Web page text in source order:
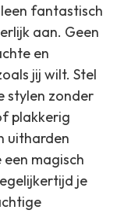
fantastisch
aan. Geen
en
jij wilt. Stel
stylen zonder
plakkerig
uitharden
magisch
je